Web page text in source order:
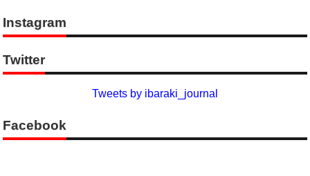
Instagram
Twitter
Tweets by ibaraki_journal
Facebook